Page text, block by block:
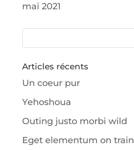
mai 2021
Articles récents
Un coeur pur
Yehoshoua
Outing justo morbi wild
Eget elementum on train